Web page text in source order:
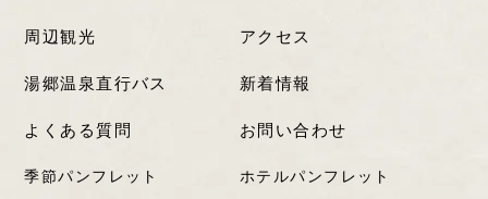
周辺観光 アクセス
湯郷温泉直行バス 新着情報
よくある質問 お問い合わせ
季節パンフレット ホテルパンフレット